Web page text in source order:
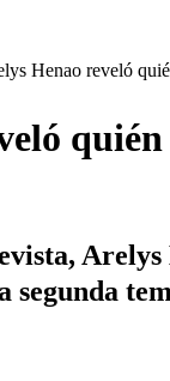
Henao reveló
Arelys
segunda